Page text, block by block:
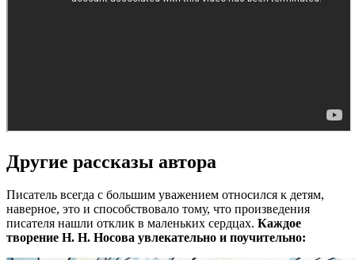
Другие рассказы автора
Писатель всегда с большим уважением относился к детям,
наверное, это и способствовало тому, что произведения
писателя нашли отклик в маленьких сердцах. Каждое
творение Н. Н. Носова увлекательно и поучительно: